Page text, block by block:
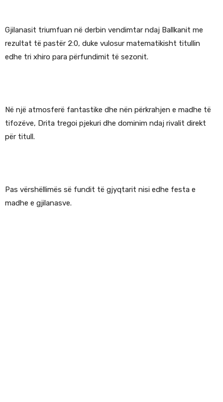
Gjilanasit triumfuan në derbin vendimtar ndaj Ballkanit me
rezultat të pastër 2:0, duke vulosur matematikisht titullin
edhe tri xhiro para përfundimit të sezonit.
Në një atmosferë fantastike dhe nën përkrahjen e madhe të
tifozëve, Drita tregoi pjekuri dhe dominim ndaj rivalit direkt
për titull.
Pas vërshëllimës së fundit të gjyqtarit nisi edhe festa e
madhe e gjilanasve.